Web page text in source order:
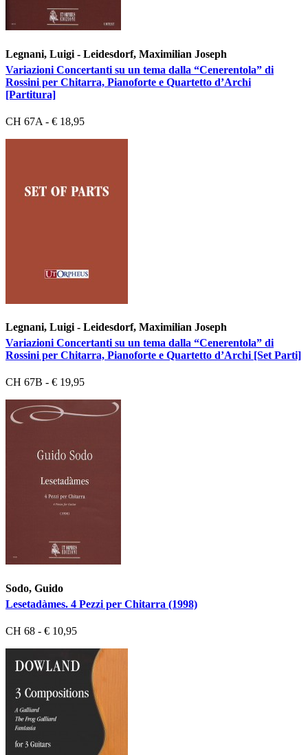
Legnani, Luigi - Leidesdorf, Maximilian Joseph
Variazioni Concertanti su un tema dalla “Cenerentola” di
Rossini per Chitarra, Pianoforte e Quartetto d’Archi
[Partitura]
CH 67A - € 18,95
Legnani, Luigi - Leidesdorf, Maximilian Joseph
Variazioni Concertanti su un tema dalla “Cenerentola” di
Rossini per Chitarra, Pianoforte e Quartetto d’Archi [Set Parti]
CH 67B - € 19,95
Sodo, Guido
Lesetadàmes. 4 Pezzi per Chitarra (1998)
CH 68 - € 10,95